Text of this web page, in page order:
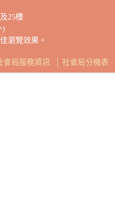
會局服務資訊 社會局分機表
25樓
)
瀏覽效果。